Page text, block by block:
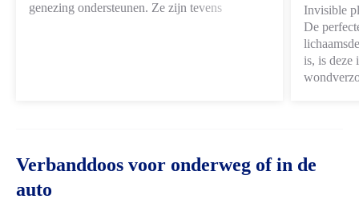
genezing ondersteunen. Ze zijn tevens
Invisible
De
is, is deze
aanvoelt
Verbanddoos voor onderweg of in de
auto